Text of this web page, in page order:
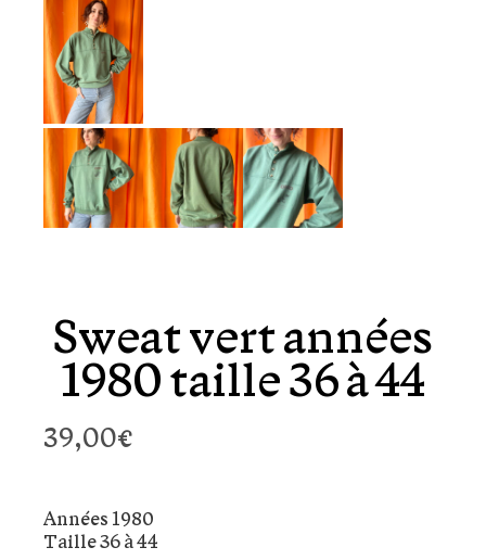
Sweat vert années
1980 taille 36 à 44
39,00€
Années 1980
Taille 36 à 44